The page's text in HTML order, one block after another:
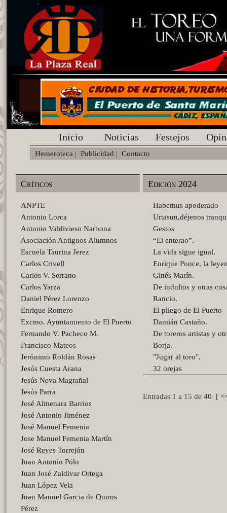
Inicio Noticias Festejos
Hemeroteca | Publicidad | Contacto
Críticos
ANPTE
Antonio Lorca
Antonio Valdivieso Narbona
Asociación Antiguos Alumnos
Escuela Taurina Jerez
Carlos Crivell
Carlos V. Serrano
Carlos Yarza
Daniel Pérez Lorenzo
Enrique Romero
Excmo. Ayuntamiento de El Puerto
Fernando V. Pacheco M.
Francisco Mateos
Jerónimo Roldán Rosas
Jesús Cuesta Arana
Jesús Neva Magrañal
Jesús Parra
José Almenara Barrios
José Antonio Jiménez
José Manuel Femenia
Jose Manuel Femenia Martín
José Reyes Torrejón
Juan Antonio Polo
Juan José Zaldivar Ortega
Juan López Vela
Juan Manuel Garcia de Quiros
Pérez
Edición 2024
Habemus apoderado
Urtasun,déjenos
Gestos
“El enterao”.
La vida sigue igual.
Enrique Ponce, la
Ginés Marín.
De indultos y otras
Rancio.
El pliego de El Puerto
Damián Castaño.
De toreros artistas y
Borja.
"Jugar al toro".
32 orejas
Entradas 1 a 15 de 40 [